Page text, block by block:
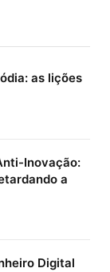
as lições
Inovação:
a
Digital